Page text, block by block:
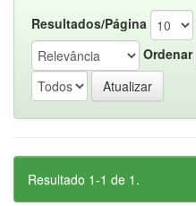
Resultados/Página
Ordenar
Resultado 1-1 de 1.